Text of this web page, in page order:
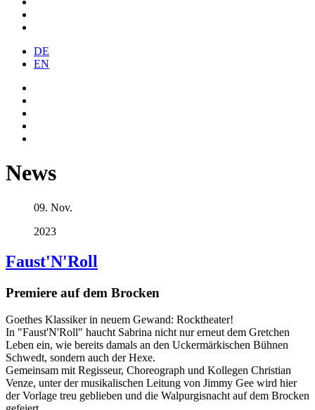
DE
EN
News
09. Nov.
2023
Faust'N'Roll
Premiere auf dem Brocken
Goethes Klassiker in neuem Gewand: Rocktheater!
In "Faust'N'Roll" haucht Sabrina nicht nur erneut dem Gretchen
Leben ein, wie bereits damals an den Uckermärkischen Bühnen
Schwedt, sondern auch der Hexe.
Gemeinsam mit Regisseur, Choreograph und Kollegen Christian
Venze, unter der musikalischen Leitung von Jimmy Gee wird hier
der Vorlage treu geblieben und die Walpurgisnacht auf dem Brocken